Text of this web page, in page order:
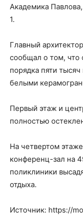
Академика
1.
Главный
сообщал о том,
порядка пяти
белыми
Первый этаж и
полностью
На четвертом
конференц-зал на
поликлиники
отдыха.
Источник: https://